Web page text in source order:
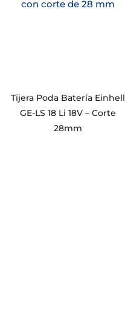
Tijera Poda Batería Einhell
GE-LS 18 Li 18V – Corte
28mm